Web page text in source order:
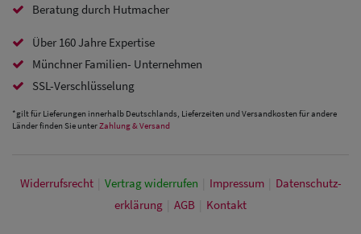
Beratung durch Hutmacher
Über 160 Jahre Expertise
Münchner Familien- Unternehmen
SSL-Verschlüsselung
*gilt für Lieferungen innerhalb Deutschlands, Lieferzeiten und Versandkosten für andere
Länder finden Sie unterZahlung & Versand
Widerrufs­recht Vertrag widerrufen Impressum
Daten­schutz­
erklärung
AGB Kontakt